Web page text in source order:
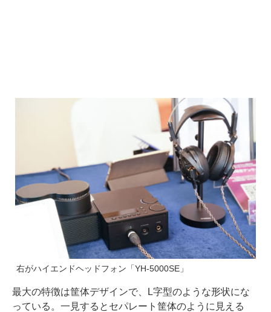
右がハイエンドヘッドフォン「YH-5000SE」
最大の特徴は筐体デザインで、L字型のような形状にな
っている。一見するとセパレート筐体のように見える